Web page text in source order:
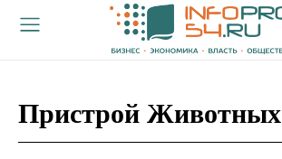
Пристрой Животных